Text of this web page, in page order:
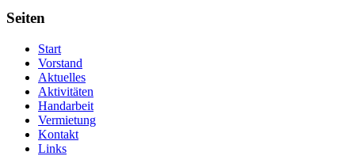
Seiten
Start
Vorstand
Aktuelles
Aktivitäten
Handarbeit
Vermietung
Kontakt
Links